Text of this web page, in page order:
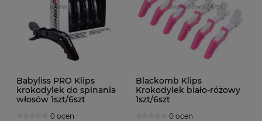
Babyliss PRO Klips
krokodylek do spinania
włosów 1szt/6szt
0 ocen
Blackomb Klips
Krokodylek biało-różowy
1szt/6szt
0 ocen